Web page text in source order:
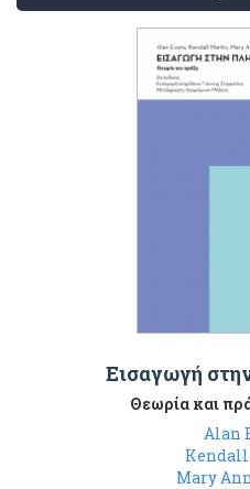
Εισαγωγή
Θεωρία και
Alan
Mary